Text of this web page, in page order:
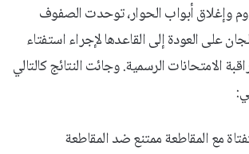
وإغلاق أبواب الحوار، توحدت الصفوف
على العودة إلى القاعدها لإجراء استفتاء
الامتحانات الرسمية. وجائت النتائج كالتالي
مع المقاطعة ممتنع ضد المقاطعة